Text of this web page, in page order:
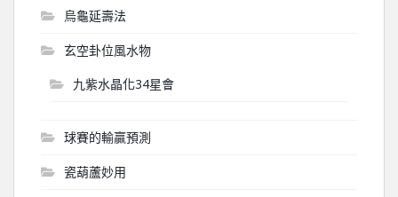
烏龜延壽法
玄空卦位風水物
九紫水晶化34星會
球賽的輸贏預測
瓷葫蘆妙用